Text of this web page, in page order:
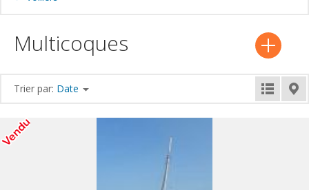
Multicoques
Trier par: Date